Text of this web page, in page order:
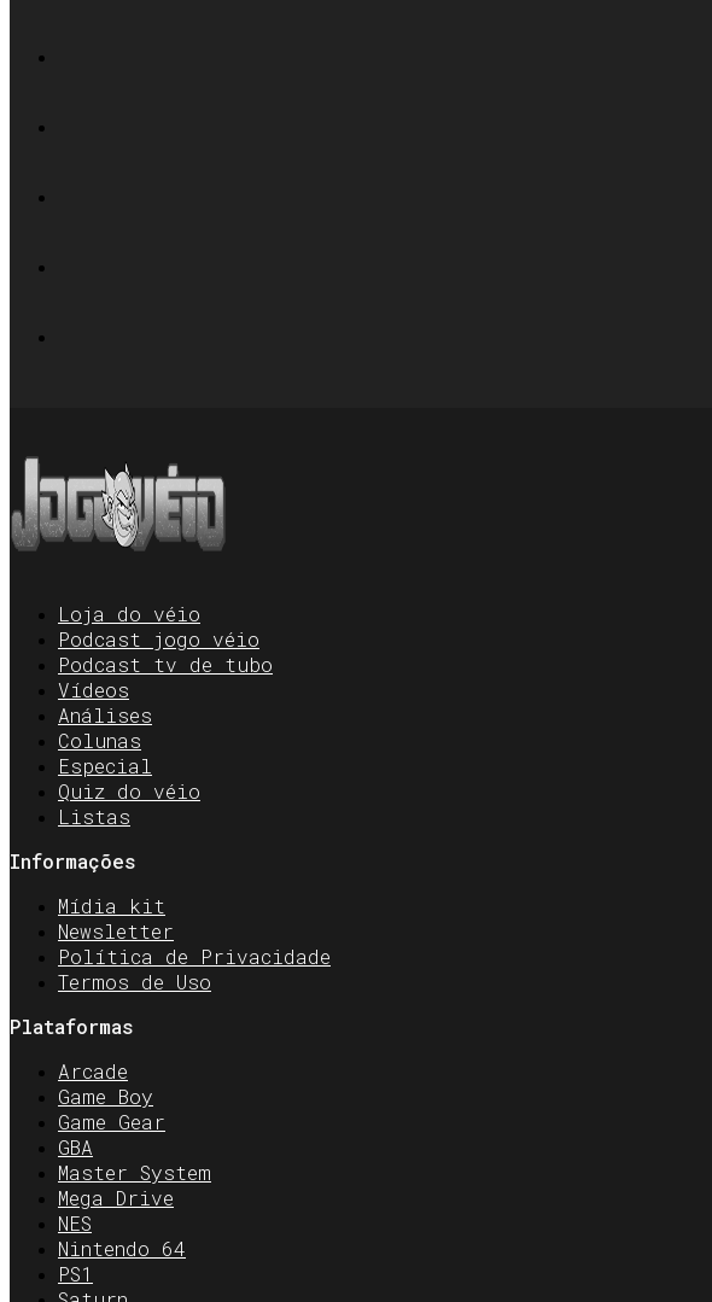
Loja do véio
Podcast jogo véio
Podcast tv de tubo
Vídeos
Análises
Colunas
Especial
Quiz do véio
Listas
Informações
Mídia kit
Newsletter
Política de Privacidade
Termos de Uso
Plataformas
Arcade
Game Boy
Game Gear
GBA
Master System
Mega Drive
NES
Nintendo 64
PS1